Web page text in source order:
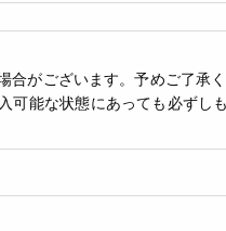
がございます。予めご了承く
可能な状態にあっても必ずし